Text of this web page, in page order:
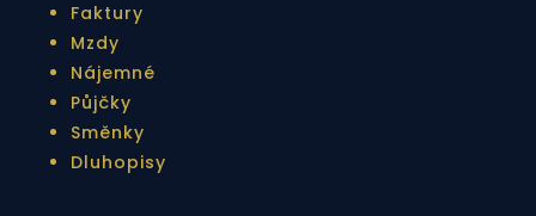
Faktury
Mzdy
Nájemné
Půjčky
Směnky
Dluhopisy